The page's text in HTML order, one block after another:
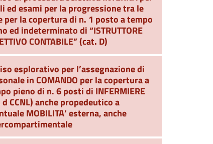
ed esami per la progressione tra le
per la copertura di n. 1 posto a tempo
ed indeterminato di “ISTRUTTORE
CONTABILE” (cat. D)
esplorativo per l’assegnazione di
in COMANDO per la copertura a
pieno di n. 6 posti di INFERMIERE
CCNL) anche propedeutico a
MOBILITA’ esterna, anche